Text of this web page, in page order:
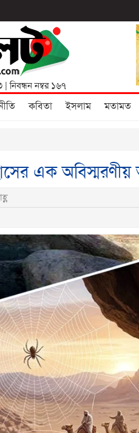
| নিবন্ধন নম্বর ১৬৭
কবিতা ইসলাম মতামত
এক অবিস্মরণীয়